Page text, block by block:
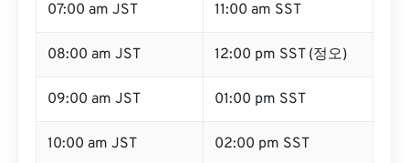
07:00 am JST 11:00 am SST
08:00 am JST 12:00 pm SST (정오)
09:00 am JST 01:00 pm SST
10:00 am JST 02:00 pm SST